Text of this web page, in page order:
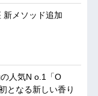
新メソッド追加
の人気N o.1「O
となる新しい香り